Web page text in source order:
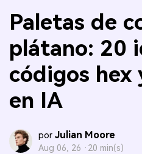
Paletas de
plátano: 20
códigos hex
en IA
por Julian Moore
Aug 06, 26 · 20 min(s)